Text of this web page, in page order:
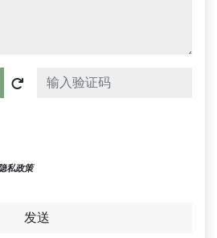
私政策
发送